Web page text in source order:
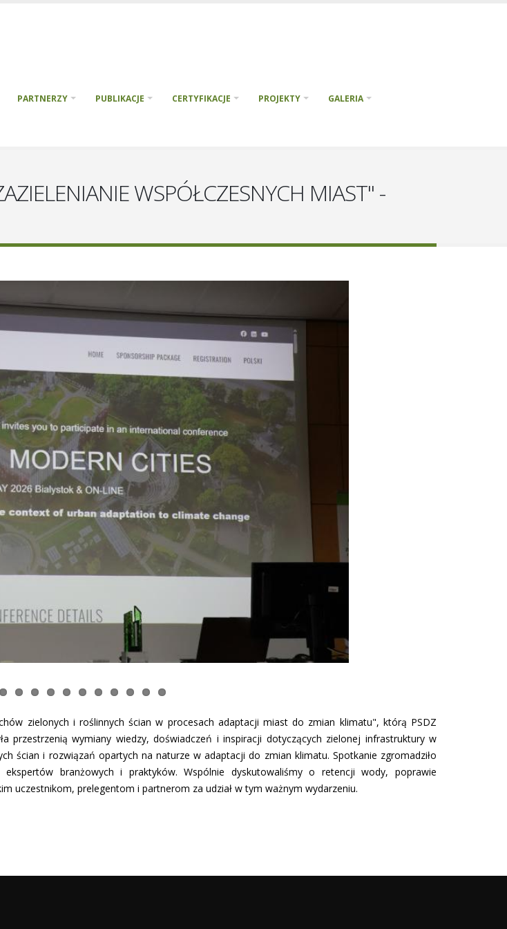
PARTNERZY PUBLIKACJE CERTYFIKACJE PROJEKTY GALERIA
WSPÓŁCZESNYCH MIAST" -
zielonych i roślinnych ścian w procesach adaptacji miast do zmian klimatu", którą PSDZ
przestrzenią wymiany wiedzy, doświadczeń i inspiracji dotyczących zielonej infrastruktury w
ścian i rozwiązań opartych na naturze w adaptacji do zmian klimatu. Spotkanie zgromadziło
branżowych i praktyków. Wspólnie dyskutowaliśmy o retencji wody, poprawie
uczestnikom, prelegentom i partnerom za udział w tym ważnym wydarzeniu.